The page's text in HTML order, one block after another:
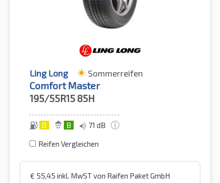
Ling Long Sommerreifen
Comfort Master
195/55R15 85H
D B 71 dB
Reifen Vergleichen
€ 55,45 inkl. MwSTvon Raifen Paket GmbH